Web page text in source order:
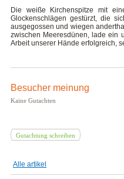
Die weiße Kirchenspitze mit
Glockenschlägen gestürzt, die
ausgegossen und wiegen
zwischen Meeresdünen, lade ein
Arbeit unserer Hände erfolgreich,
Besucher meinung
Kaine Gutachten
Gutachtung schreiben
Alle artikel